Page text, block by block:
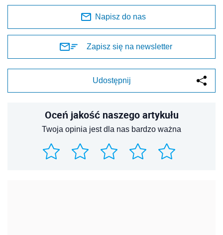
Napisz do nas
Zapisz się na newsletter
Udostępnij
Oceń jakość naszego artykułu
Twoja opinia jest dla nas bardzo ważna